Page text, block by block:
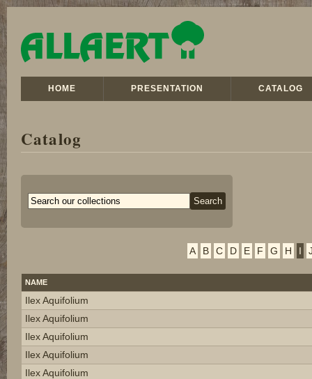
HOME PRESENTATION CATALOG
Catalog
A B C D E F G H I
NAME
Ilex Aquifolium
Ilex Aquifolium
Ilex Aquifolium
Ilex Aquifolium
Ilex Aquifolium